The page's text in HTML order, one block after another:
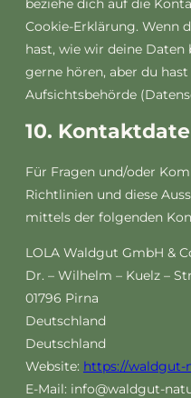
beziehe dich auf die
Cookie-Erklärung. Wenn
hast, wie wir deine Daten
gerne hören, aber du
Aufsichtsbehörde
10.
Für Fragen und/oder
Richtlinien und diese
mittels der folgenden
LOLA Waldgut GmbH &
Dr. – Wilhelm – Kuelz –
01796 Pirna
Deutschland
Deutschland
Website: https://waldgut-
E-Mail: info@waldgut-